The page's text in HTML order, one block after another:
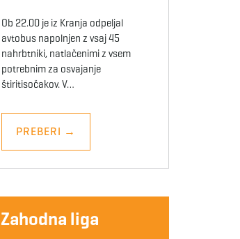
Ob 22.00 je iz Kranja odpeljal
avtobus napolnjen z vsaj 45
nahrbtniki, natlačenimi z vsem
potrebnim za osvajanje
štiritisočakov. V…
PREBERI →
Zahodna liga